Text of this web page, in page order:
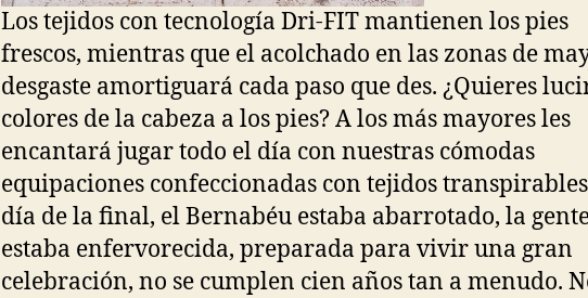
Los tejidos con tecnología Dri-FIT mantienen los pies
frescos, mientras que el acolchado en las zonas de
desgaste amortiguará cada paso que des. ¿Quieres
colores de la cabeza a los pies? A los más mayores les
encantará jugar todo el día con nuestras cómodas
equipaciones confeccionadas con tejidos
día de la final, el Bernabéu estaba abarrotado, la
estaba enfervorecida, preparada para vivir una gran
celebración, no se cumplen cien años tan a menudo.